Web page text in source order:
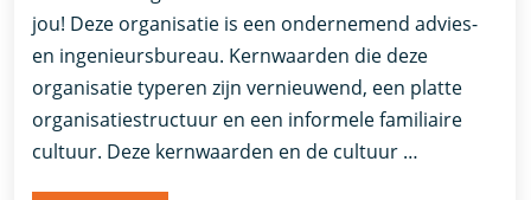
jou! Deze organisatie is een ondernemend advies-
en ingenieursbureau. Kernwaarden die deze
organisatie typeren zijn vernieuwend, een platte
organisatiestructuur en een informele familiaire
cultuur. Deze kernwaarden en de cultuur …